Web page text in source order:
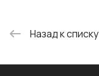
Назад к списку